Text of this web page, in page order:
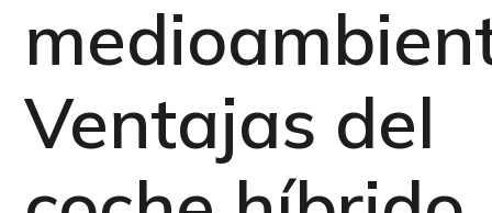
Ventajas del